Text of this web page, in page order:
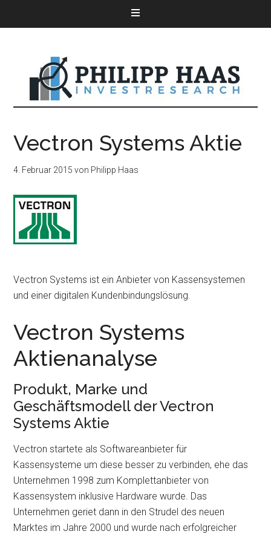
Vectron Systems Aktie
4. Februar 2015 von Philipp Haas
Vectron Systems ist ein Anbieter von Kassensystemen
und einer digitalen Kundenbindungslösung.
Vectron Systems
Aktienanalyse
Produkt, Marke und
Geschäftsmodell der Vectron
Systems Aktie
Vectron startete als Softwareanbieter für
Kassensysteme um diese besser zu verbinden, ehe das
Unternehmen 1998 zum Komplettanbieter von
Kassensystem inklusive Hardware wurde. Das
Unternehmen geriet dann in den Strudel des neuen
Marktes im Jahre 2000 und wurde nach erfolgreicher